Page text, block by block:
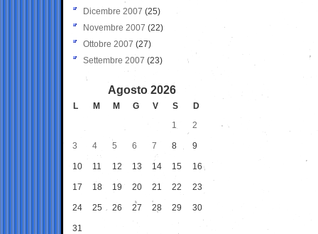
Dicembre 2007 (25)
Novembre 2007 (22)
Ottobre 2007 (27)
Settembre 2007 (23)
Agosto 2026
L M M G V S
D
1
2
3 4 5 6 7 8 9
10 11 12 13 14 15 16
17 18 19 20 21 22 23
24 25 26 27 28 29 30
31